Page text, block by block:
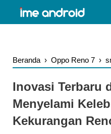
Beranda › Oppo Reno 7 ›
Inovasi Terbaru
Menyelami
Kekurangan